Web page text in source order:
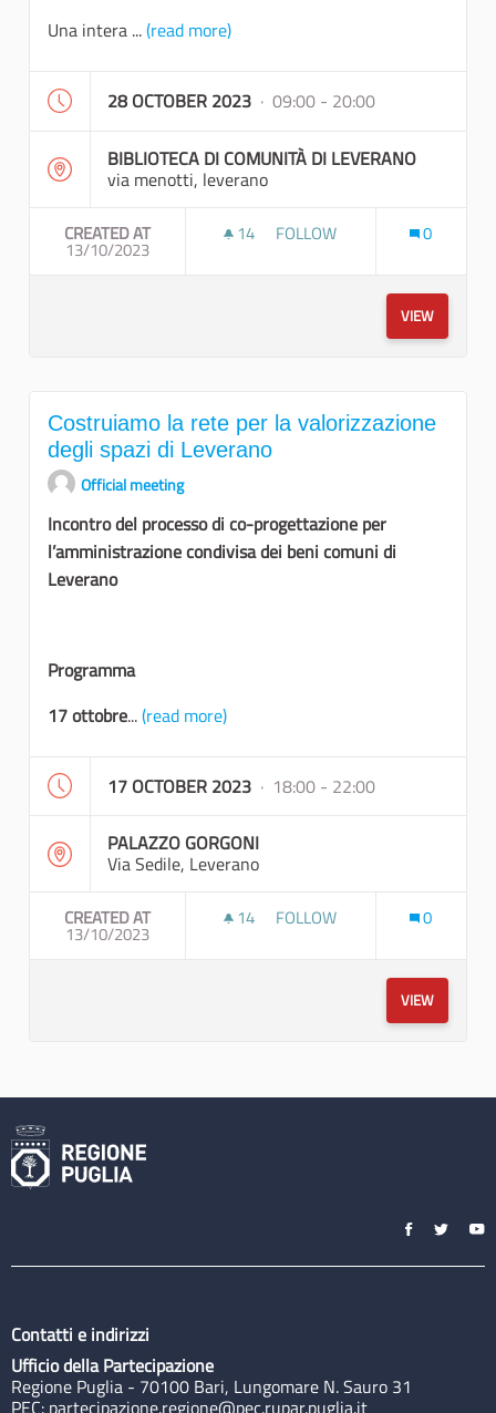
Una intera ...(read more)
28 OCTOBER 2023 · 09:00 - 20:00
BIBLIOTECA DI COMUNITÀ DI LEVERANO
via menotti, leverano
CREATED AT
13/10/2023
14 14 FOLLOWERS
FOLLOW 0
VIEW
Costruiamo la rete per la valorizzazione
degli spazi di Leverano
Official meeting
Incontro del processo di co-progettazione per
l’amministrazione condivisa dei beni comuni di
Leverano
Programma
17 ottobre...(read more)
17 OCTOBER 2023 · 18:00 - 22:00
PALAZZO GORGONI
Via Sedile, Leverano
CREATED AT
13/10/2023
14 14 FOLLOWERS
FOLLOW 0
VIEW
Contatti e indirizzi
Ufficio della Partecipazione
Regione Puglia - 70100 Bari, Lungomare N. Sauro 31
PEC: partecipazione.regione@pec.rupar.puglia.it